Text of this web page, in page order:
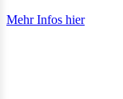
Mehr Infos hier